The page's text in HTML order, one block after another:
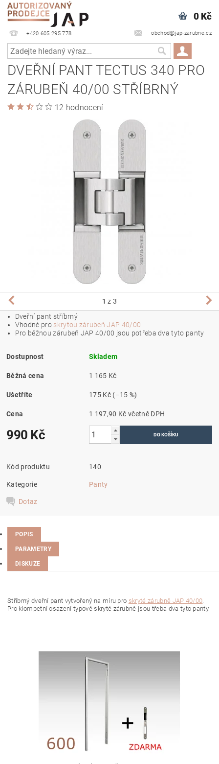
+420 605 295 778 obchod@jap-zarubne.cz
0 Kč
DVEŘNÍ PANT TECTUS 340 PRO
ZÁRUBEŇ 40/00 STŘÍBRNÝ
12 hodnocení
1 z 3
Dveřní pant stříbrný
Vhodné pro skrytou zárubeň JAP 40/00
Pro běžnou zárubeň JAP 40/00 jsou potřeba dva tyto panty
Dostupnost Skladem
Běžná cena 1 165 Kč
Ušetříte 175 Kč (–15 %)
Cena 1 197,90 Kč včetně DPH
990 Kč
Kód produktu 140
Kategorie Panty
Dotaz
POPIS
PARAMETRY
DISKUZE
Stříbrný dveřní pant vytvořený na míru pro skryté zárubně JAP 40/00.
Pro klompetní osazení typové skryté zárubně jsou třeba dva tyto panty.